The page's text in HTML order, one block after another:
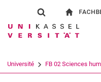
Show search form
Search term
Université FB 02 Sciences